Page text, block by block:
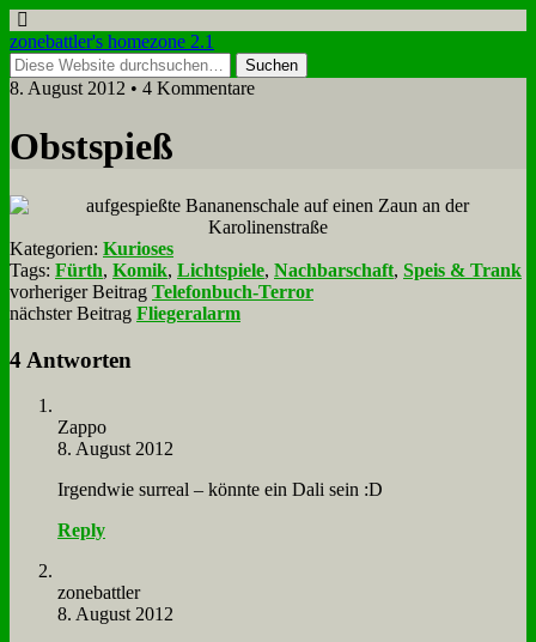
zonebattler's homezone 2.1
8. August 2012 • 4 Kommentare
Obst­spieß
Kategorien: Kurioses
Tags: Fürth, Komik, Lichtspiele, Nachbarschaft, Speis & Trank
vorheriger Beitrag Telefonbuch-Terror
nächster Beitrag Fliegeralarm
4 Antworten
Zap­po
8. August 2012
Ir­gend­wie sur­re­al – könn­te ein Da­li sein :D
Reply
zone­batt­ler
8. August 2012